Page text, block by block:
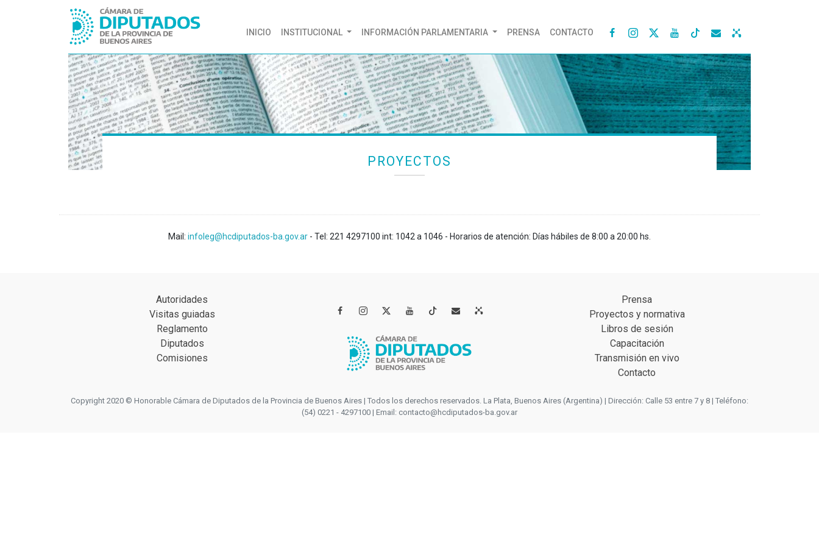
INICIO (CURRENT)
INSTITUCIONAL INFORMACIÓN PARLAMENTARIA PRENSA CONTACTO    
PROYECTOS
Mail: infoleg@hcdiputados-ba.gov.ar - Tel: 221 4297100 int: 1042 a 1046 - Horarios de atención: Días hábiles de 8:00 a 20:00 hs.
Autoridades
Visitas guiadas
Reglamento
Diputados
Comisiones
   
Prensa
Proyectos y normativa
Libros de sesión
Capacitación
Transmisión en vivo
Contacto
Copyright 2020 © Honorable Cámara de Diputados de la Provincia de Buenos Aires | Todos los derechos reservados. La Plata, Buenos Aires (Argentina) | Dirección: Calle 53 entre 7 y 8 | Teléfono:
(54) 0221 - 4297100 | Email: contacto@hcdiputados-ba.gov.ar